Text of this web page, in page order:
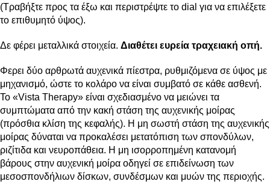
(Τραβήξτε προς τα έξω και περιστρέψτε το dial για να επιλέξετε
το επιθυμητό ύψος).
Δε φέρει μεταλλικά στοιχεία. Διαθέτει ευρεία τραχειακή οπή.
Φερει δύο αρθρωτά αυχενικά πίεστρα, ρυθμιζόμενα σε ύψος με
μηχανισμό, ώστε το κολάρο να είναι συμβατό σε κάθε ασθενή.
Το «Vista Therapy» είναι σχεδιασμένο να μειώνει τα
συμπτώματα από την κακή στάση της αυχενικής μοίρας
(πρόσθια κλίση της κεφαλής). Η μη σωστή στάση της αυχενικής
μοίρας δύναται να προκαλέσει μετατόπιση των σπονδύλων,
ριζίτιδα και νευροπάθεια. Η μη ισορροπημένη κατανομή
βάρους στην αυχενική μοίρα οδηγεί σε επιδείνωση των
μεσοσπονδήλιων δίσκων, συνδέσμων και μυών της περιοχής.